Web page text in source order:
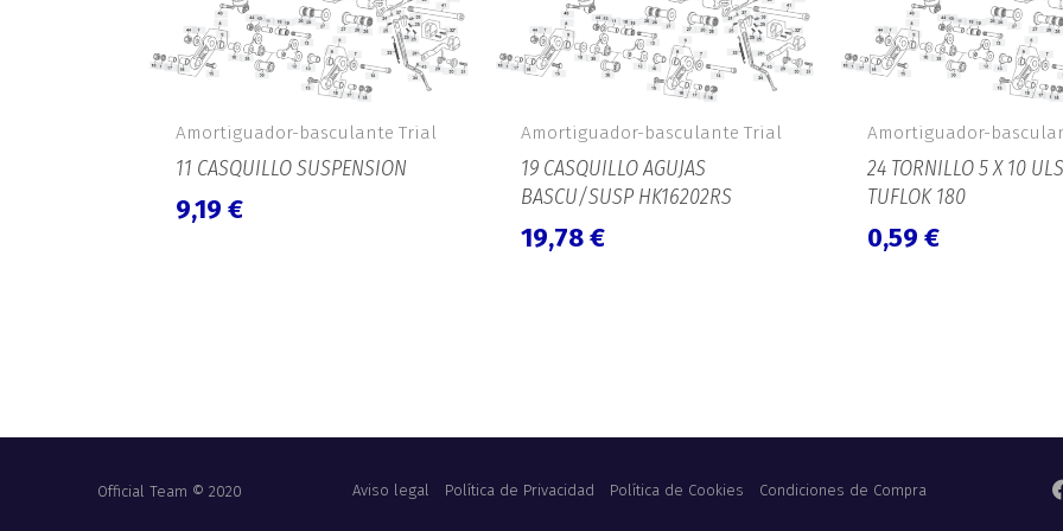
Amortiguador-basculante Trial
11 CASQUILLO SUSPENSION
9,19 €
Amortiguador-basculante Trial
19 CASQUILLO AGUJAS
BASCU/SUSP HK16202RS
19,78€
Amortiguador-
24 TORNILLO 5 X 10
TUFLOK 180
0,59 €
Official Team © 2020 Aviso legal Política de Privacidad Política de Cookies Condiciones de Compra